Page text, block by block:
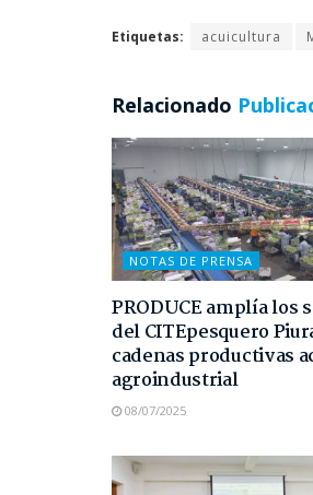
Etiquetas: acuicultura
Relacionado
NOTAS DE PRENSA
PRODUCE amplía los
del CITEpesquero
cadenas productivas
agroindustrial
08/07/2025